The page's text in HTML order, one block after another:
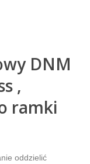
DNM
,
ramki
oddzielić